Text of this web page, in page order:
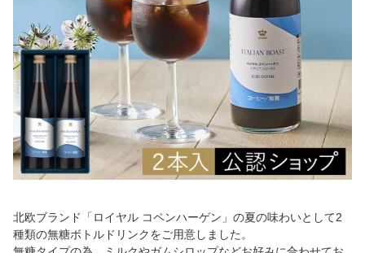
北欧ブランド「ロイヤル コペンハーゲン」の夏の味わいとして2
種類の無糖ボトルドリンクをご用意しました。